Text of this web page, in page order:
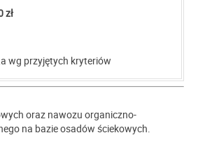
zł
wg przyjętych kryteriów
oraz nawozu organiczno-
na bazie osadów ściekowych.